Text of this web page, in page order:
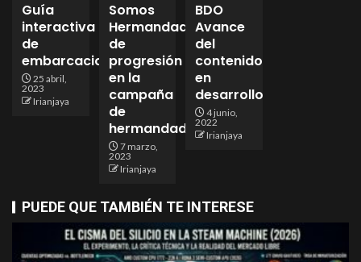
Guía
interactiva
de
embarcaciones
25 abril,
2023
Irianjaya
Somos
Hermandad
de
progresión
en la
campaña
de
hermandades!
7 marzo,
2023
Irianjaya
BDO
Avance
del
contenido
en
desarrollo
4 junio,
2022
Irianjaya
PUEDE QUE TAMBIÉN TE INTERESE